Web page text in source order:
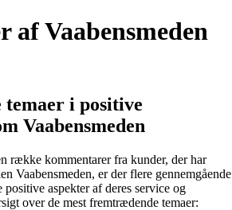
af Vaabensmeden
temaer i positive
Vaabensmeden
række kommentarer fra kunder, der har
Vaabensmeden, er der flere gennemgående
aspekter af deres service og
over de mest fremtrædende temaer: